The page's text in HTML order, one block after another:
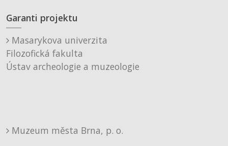
Garanti projektu
Masarykova univerzita
Filozofická fakulta
Ústav archeologie a muzeologie
Muzeum města Brna, p. o.